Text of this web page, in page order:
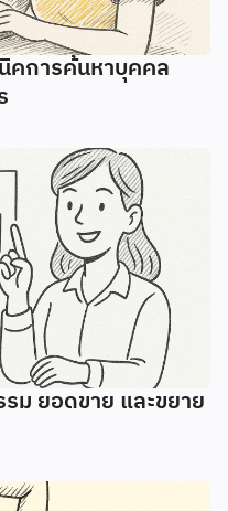
คการค้นหาบุคคล
ม ยอดขาย และขยาย